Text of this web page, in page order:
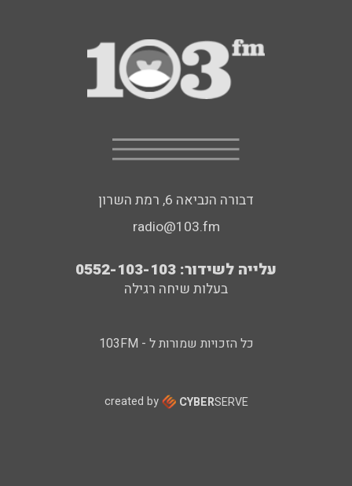
דבורה הנביאה 6, רמת השרון
radio@103.fm
עלייה לשידור: 0552-103-103
בעלות שיחה רגילה
כל הזכויות שמורות ל - 103FM
created by CYBERSERVE